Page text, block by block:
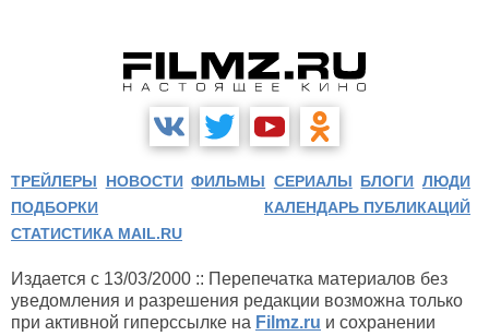
ТРЕЙЛЕРЫ НОВОСТИ ФИЛЬМЫ СЕРИАЛЫ БЛОГИ ЛЮДИ
ПОДБОРКИ
КАЛЕНДАРЬ ПУБЛИКАЦИЙ
СТАТИСТИКА MAIL.RU
Издается с 13/03/2000 :: Перепечатка материалов без
уведомления и разрешения редакции возможна только
при активной гиперссылке на Filmz.ru и сохранении